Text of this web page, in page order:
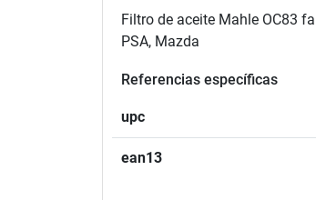
Filtro de aceite Mahle OC83
PSA, Mazda
Referencias específicas
upc
ean13